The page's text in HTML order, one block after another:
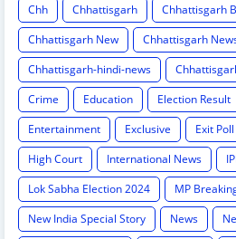
Chh
Chhattisgarh
Chhattisgarh
Chhattisgarh New
Chhattisgarh
Chhattisgarh-hindi-news
Crime
Education Election Result
Entertainment
Exclusive Exit Poll
High Court
International News
Lok Sabha Election 2024
MP
New India Special Story
News